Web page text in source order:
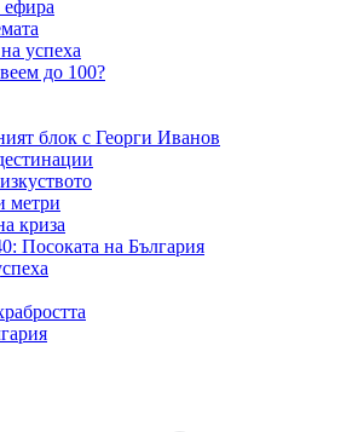
ефира
успеха
до 100?
блок с Георги Иванов
метри
криза
Посоката на България